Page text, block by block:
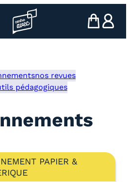
Page d’accueil l’association
mon panier
ma
nos revues
pédagogiques
PAPIER &